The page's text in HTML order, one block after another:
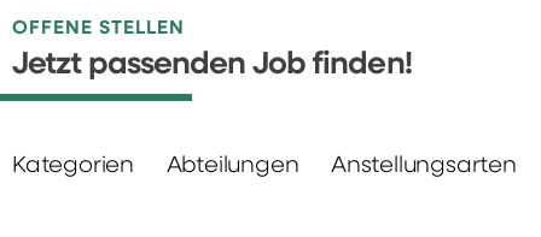
OFFENE STELLEN
Jetzt passenden Job finden!
Kategorien Abteilungen Anstellungsarten